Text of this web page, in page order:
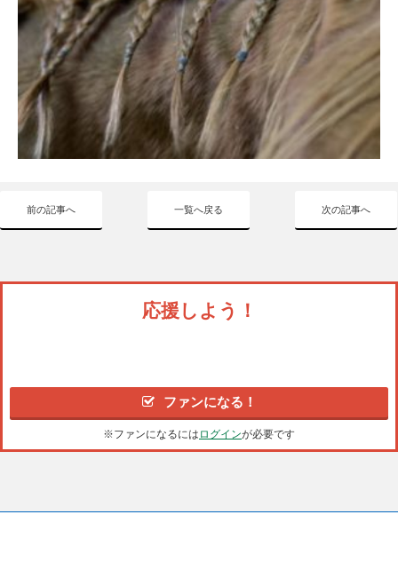
前の記事へ 一覧へ戻る 次の記事へ
応援しよう！
ファンになる！
※ファンになるには ログインが必要です